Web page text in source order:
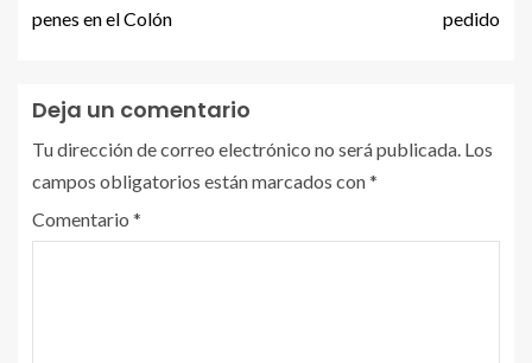
penes en el Colón
pedido
Deja un comentario
Tu dirección de correo electrónico no será publicada. Los
campos obligatorios están marcados con*
Comentario *